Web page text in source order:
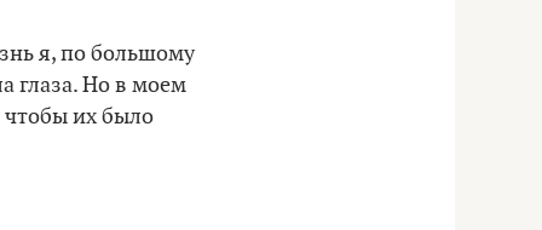
я, по большому
глаза. Но в моем
чтобы их было